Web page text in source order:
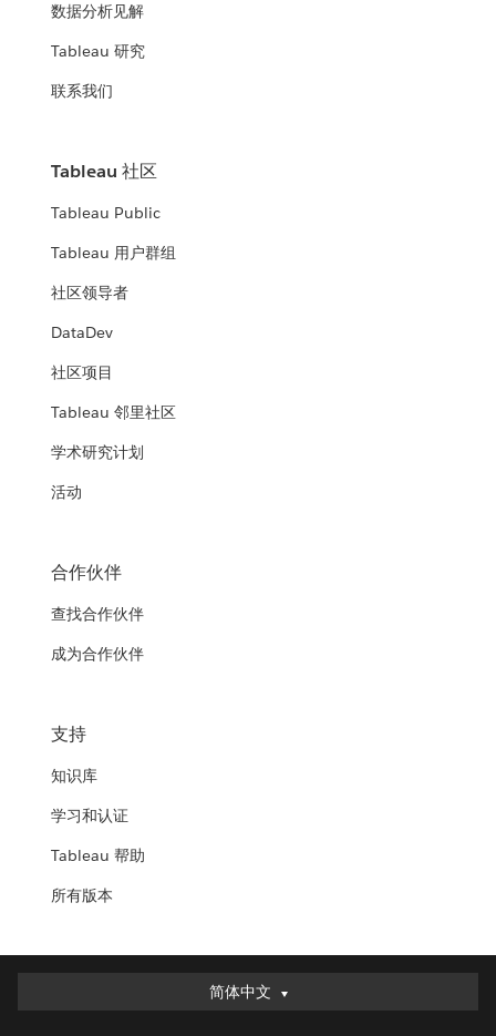
数据分析见解
Tableau 研究
联系我们
Tableau 社区
Tableau Public
Tableau 用户群组
社区领导者
DataDev
社区项目
Tableau 邻里社区
学术研究计划
活动
合作伙伴
查找合作伙伴
成为合作伙伴
支持
知识库
学习和认证
Tableau 帮助
所有版本
简体中文
简体中文